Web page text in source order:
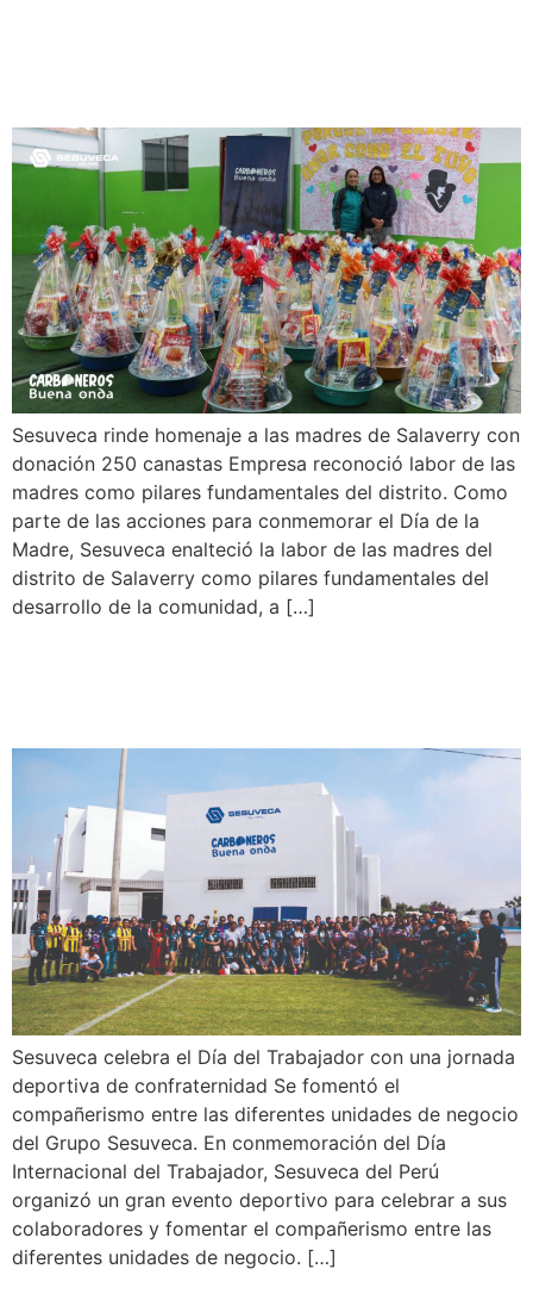
Sesuveca rinde homenaje a las madres de Salaverry con
donación 250 canastas Empresa reconoció labor de las
madres como pilares fundamentales del distrito. Como
parte de las acciones para conmemorar el Día de la
Madre, Sesuveca enalteció la labor de las madres del
distrito de Salaverry como pilares fundamentales del
desarrollo de la comunidad, a […]
Sesuveca celebra el Día del Trabajador con una jornada
deportiva de confraternidad Se fomentó el
compañerismo entre las diferentes unidades de negocio
del Grupo Sesuveca. En conmemoración del Día
Internacional del Trabajador, Sesuveca del Perú
organizó un gran evento deportivo para celebrar a sus
colaboradores y fomentar el compañerismo entre las
diferentes unidades de negocio. […]